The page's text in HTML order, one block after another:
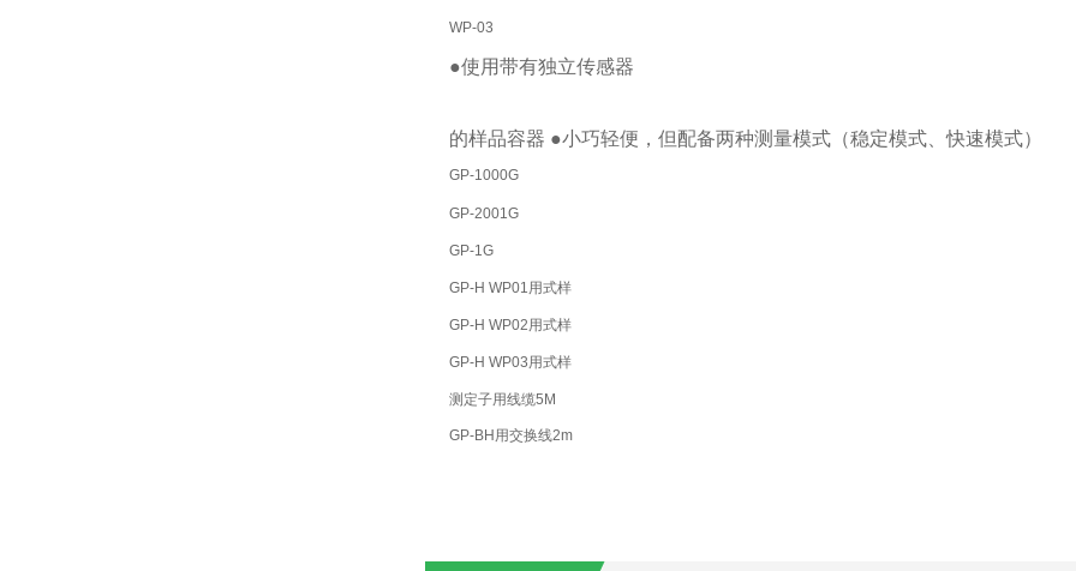
WP-03
●使用带有独立传感器
的样品容器 ●小巧轻便，但配备两种测量模式（稳定模式、快速模式）
GP-1000G
GP-2001G
GP-1G
GP-H WP01用式样
GP-H WP02用式样
GP-H WP03用式样
测定子用线缆5M
GP-BH用交换线2m